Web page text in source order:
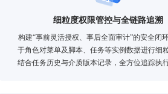
细粒度权限管控与全链路追溯
构建“事前灵活授权、事后全面审计”的安全闭
于角色对菜单及脚本、任务等实例数据进行细
结合任务历史与介质版本记录，全方位追踪执